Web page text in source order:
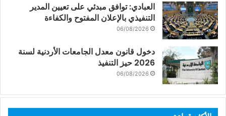
العبادي: توافق مبدئي على تعيين المدير
التنفيذي بالإعلان المفتوح والكفاءة
06/08/2026
دخول قانون معدل الجامعات الأردنية لسنة
2026 حيز التنفيذ
06/08/2026